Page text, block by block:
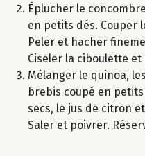
Éplucher le
en petits dés. Couper
Peler et hacher
Ciseler la ciboulette
Mélanger le quinoa,
brebis coupé en
secs, le jus de citron
Saler et poivrer.